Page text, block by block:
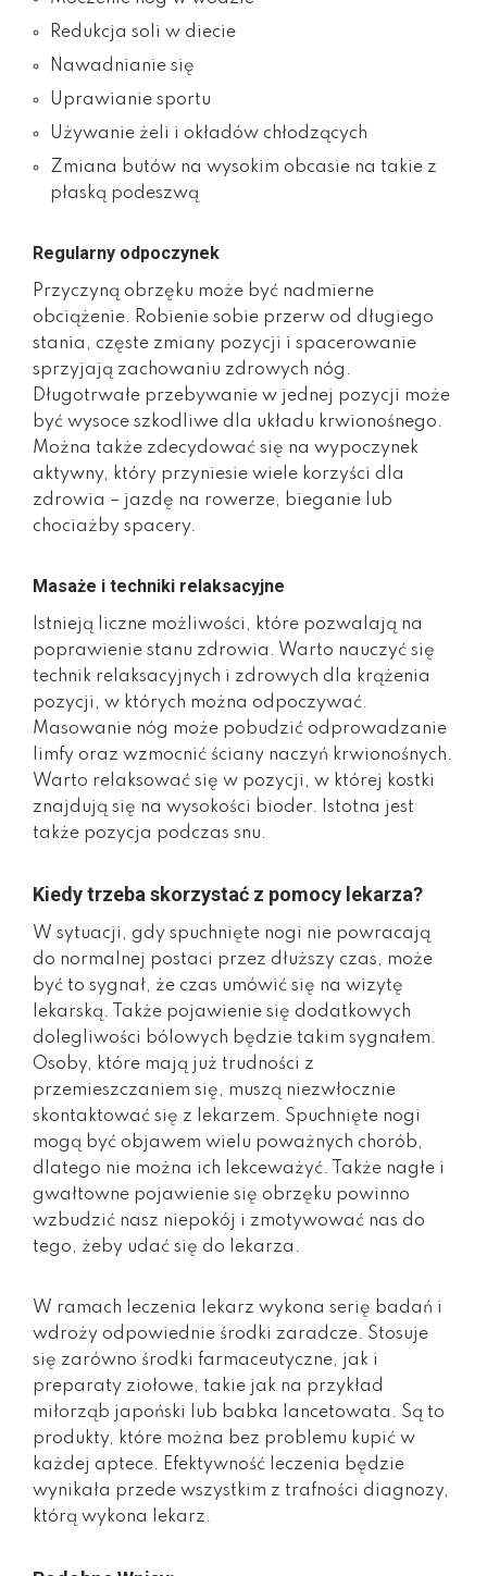
Redukcja soli w diecie
Nawadnianie się
Uprawianie sportu
Używanie żeli i okładów chłodzących
Zmiana butów na wysokim obcasie na takie z
płaską podeszwą
Regularny odpoczynek
Przyczyną obrzęku może być nadmierne
obciążenie. Robienie sobie przerw od długiego
stania, częste zmiany pozycji i spacerowanie
sprzyjają zachowaniu zdrowych nóg.
Długotrwałe przebywanie w jednej pozycji może
być wysoce szkodliwe dla układu krwionośnego.
Można także zdecydować się na wypoczynek
aktywny, który przyniesie wiele korzyści dla
zdrowia – jazdę na rowerze, bieganie lub
chociażby spacery.
Masaże i techniki relaksacyjne
Istnieją liczne możliwości, które pozwalają na
poprawienie stanu zdrowia. Warto nauczyć się
technik relaksacyjnych i zdrowych dla krążenia
pozycji, w których można odpoczywać.
Masowanie nóg może pobudzić odprowadzanie
limfy oraz wzmocnić ściany naczyń krwionośnych.
Warto relaksować się w pozycji, w której kostki
znajdują się na wysokości bioder. Istotna jest
także pozycja podczas snu.
Kiedy trzeba skorzystać z pomocy lekarza?
W sytuacji, gdy spuchnięte nogi nie powracają
do normalnej postaci przez dłuższy czas, może
być to sygnał, że czas umówić się na wizytę
lekarską. Także pojawienie się dodatkowych
dolegliwości bólowych będzie takim sygnałem.
Osoby, które mają już trudności z
przemieszczaniem się, muszą niezwłocznie
skontaktować się z lekarzem. Spuchnięte nogi
mogą być objawem wielu poważnych chorób,
dlatego nie można ich lekceważyć. Także nagłe i
gwałtowne pojawienie się obrzęku powinno
wzbudzić nasz niepokój i zmotywować nas do
tego, żeby udać się do lekarza.
W ramach leczenia lekarz wykona serię badań i
wdroży odpowiednie środki zaradcze. Stosuje
się zarówno środki farmaceutyczne, jak i
preparaty ziołowe, takie jak na przykład
miłorząb japoński lub babka lancetowata. Są to
produkty, które można bez problemu kupić w
każdej aptece. Efektywność leczenia będzie
wynikała przede wszystkim z trafności diagnozy,
którą wykona lekarz.